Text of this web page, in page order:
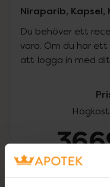
Niraparib,
Du behöver ett
vara. Om du har
att logga in med